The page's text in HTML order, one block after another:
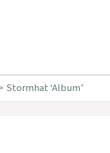
Stormhat ‘Album’
239,00 kr..160,00 kr..